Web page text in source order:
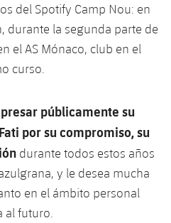
del Spotify Camp Nou: en
durante la segunda parte de
el AS Mónaco, club en el
curso.
públicamente su
por su compromiso, su
durante todos estos años
y le desea mucha
en el ámbito personal
al futuro.